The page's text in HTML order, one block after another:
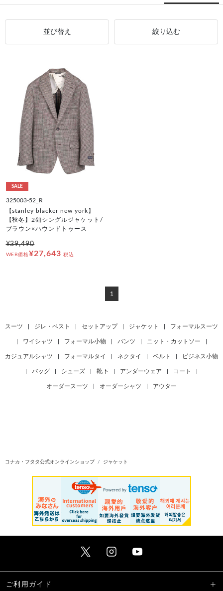
並び替え 絞り込む
SALE
325003-52_R
【stanley blacker new york】
【秋冬】2釦シングルジャケット/
ブラウン×ハウンドトゥース
¥39,490
WEB価格¥27,643 税込
1
スーツ ジレ・ベスト セットアップ ジャケット フォーマルスーツ
ワイシャツ フォーマル小物 パンツ ニット・カットソー
カジュアルシャツ フォーマルタイ ネクタイ ベルト ビジネス小物
バッグ シューズ 靴下 アンダーウェア コート
オーダースーツ オーダーシャツ アウター
コナカ・フタタ公式オンラインショップ ジャケット
ご利用ガイド